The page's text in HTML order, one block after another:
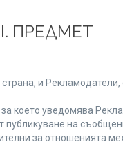
І. ПРЕДМЕТ
и Рекламодатели,
което уведомява
публикуване на
за отношенията